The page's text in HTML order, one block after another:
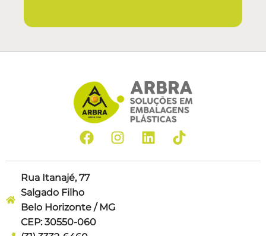
Rua Itanajé, 77
Salgado Filho
Belo Horizonte / MG
CEP: 30550-060